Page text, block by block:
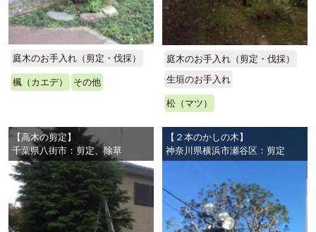
庭木のお手入れ（剪定・伐採）
楓（カエデ） その他
庭木のお手入れ（剪定・伐採）
生垣のお手入れ
松（マツ）
【高木の剪定】
千葉県八街市：剪定、除草
【２本のかしの木】
神奈川県横浜市瀬谷区：剪定